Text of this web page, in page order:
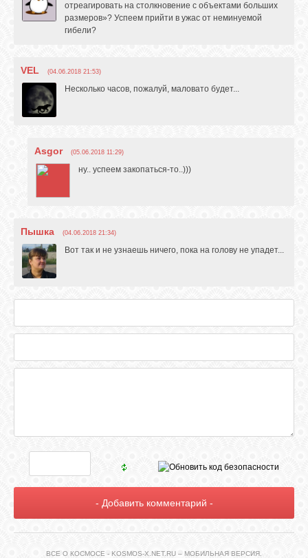
отреагировать на столкновение с объектами больших
размеров»? Успеем прийти в ужас от неминуемой
гибели?
VEL (04.06.2018 21:53)
Несколько часов, пожалуй, маловато будет...
Asgor (05.06.2018 11:29)
ну.. успеем закопаться-то..)))
Пышка (04.06.2018 21:34)
Вот так и не узнаешь ничего, пока на голову не упадет...
ВСЕ О КОСМОСЕ - KOSMOS-X.NET.RU – МОБИЛЬНАЯ ВЕРСИЯ.